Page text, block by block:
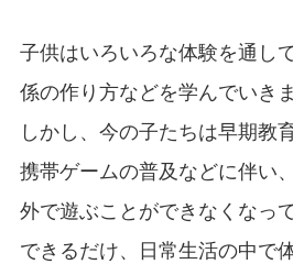
子供はいろいろな体験を通し
係の作り方などを学んでいきま
しかし、今の子たちは早期教
携帯ゲームの普及などに伴い
外で遊ぶことができなくなっ
できるだけ、日常生活の中で